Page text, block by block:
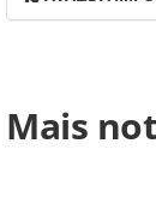
https://
em-fotos-veja-
oferecidas na
pela legislação
Mais